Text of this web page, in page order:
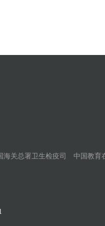
海关总署卫生检疫司 中国教育